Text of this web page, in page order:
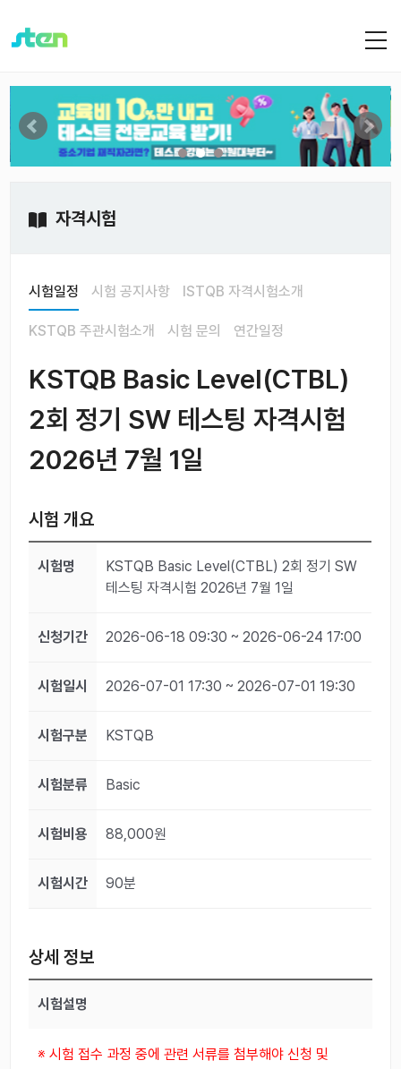
자격시험
시험일정 시험 공지사항 ISTQB 자격시험소개
KSTQB 주관시험소개 시험 문의 연간일정
KSTQB Basic Level(CTBL)
2회 정기 SW 테스팅 자격시험
2026년 7월 1일
시험 개요
시험명
KSTQB Basic Level(CTBL) 2회 정기 SW
테스팅 자격시험 2026년 7월 1일
신청기간 2026-06-18 09:30 ~ 2026-06-24 17:00
시험일시 2026-07-01 17:30 ~ 2026-07-01 19:30
시험구분 KSTQB
시험분류 Basic
시험비용 88,000원
시험시간 90분
상세 정보
시험설명
※ 시험 접수 과정 중에 관련 서류를 첨부해야 신청 및